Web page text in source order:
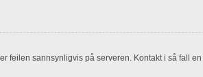
feilen sannsynligvis på serveren. Kontakt i så fall en